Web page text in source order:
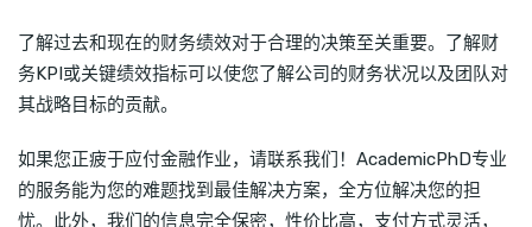
了解过去和现在的财务绩效对于合理的决策至关重要。了解财
务KPI或关键绩效指标可以使您了解公司的财务状况以及团队对
其战略目标的贡献。
如果您正疲于应付金融作业，请联系我们！AcademicPhD专业
的服务能为您的难题找到最佳解决方案，全方位解决您的担
忧。此外，我们的信息完全保密，性价比高，支付方式灵活，